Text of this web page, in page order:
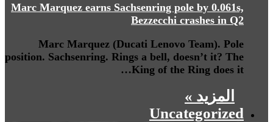
Marc Marquez earns Sachsenring pole by 0.061s,
Bezzecchi crashes in Q2
Marc Marquez (Ducati Lenovo Team). Pole
position. Sachsenring. Rings a bell, doesn’t it? The
King of the Ring does it…
المزيد »
Uncategorized